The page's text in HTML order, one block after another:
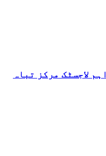
لاجسٹک مرکز تباہ